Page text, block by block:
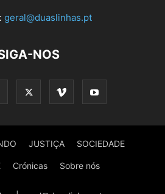
geral@duaslinhas.pt
NOS
JUSTIÇA SOCIEDADE
Crónicas Sobre nós